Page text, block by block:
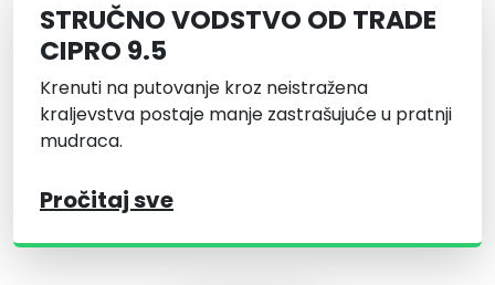
STRUČNO VODSTVO OD TRADE
CIPRO 9.5
Krenuti na putovanje kroz neistražena
kraljevstva postaje manje zastrašujuće u pratnji
mudraca.
Pročitaj sve